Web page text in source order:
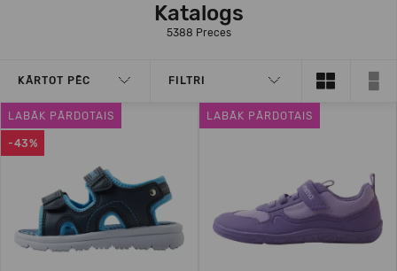
Katalogs
5388 Preces
KĀRTOT PĒC FILTRI
-43%
LABĀK PĀRDOTAIS LABĀK PĀRDOTAIS